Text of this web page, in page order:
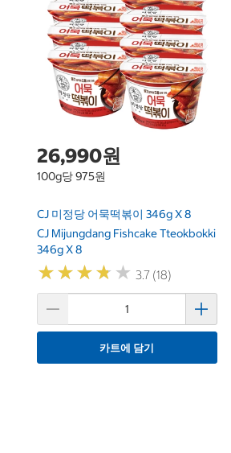
26,990원
100g당 975원
CJ 미정당 어묵떡볶이 346g X 8
CJ Mijungdang Fishcake Tteokbokki
346g X 8
★★★★ ★
★★★★ ★ 3.7 (18)
카트에 담기